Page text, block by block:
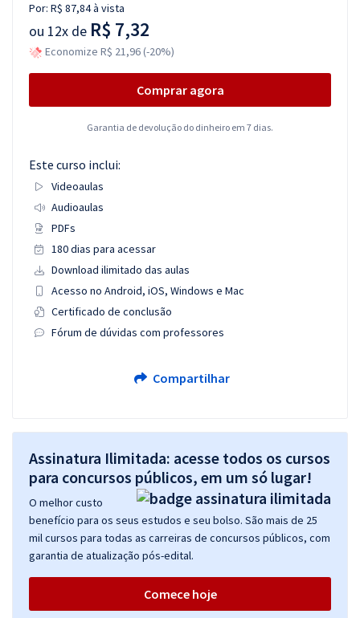
Por: R$ 87,84à vista
ou 12x de R$ 7,32
Economize R$ 21,96 (-20%)
Comprar agora
Garantia de devolução do dinheiro em 7 dias.
Este curso inclui:
Videoaulas
Audioaulas
PDFs
180 dias para acessar
Download ilimitado das aulas
Acesso no Android, iOS, Windows e Mac
Certificado de conclusão
Fórum de dúvidas com professores
Compartilhar
Assinatura Ilimitada: acesse todos os cursos
para concursos públicos, em um só lugar!
O melhor custo
benefício para os seus estudos e seu bolso. São mais de 25
mil cursos para todas as carreiras de concursos públicos, com
garantia de atualização pós-edital.
Comece hoje